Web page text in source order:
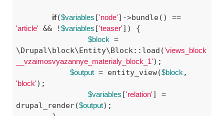
if($variables ['node'
'article' && !$variables ['teaser']) {
$block =
\Drupal\block\Entity\Block::load('views_block
__vzaimosvyazannye_materialy_block_1');
$output = entity_view($block
'block');
$variables ['relation'] =
drupal_render($output);